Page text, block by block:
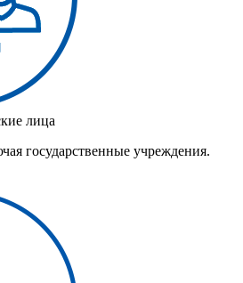
лица
государственные учреждения.